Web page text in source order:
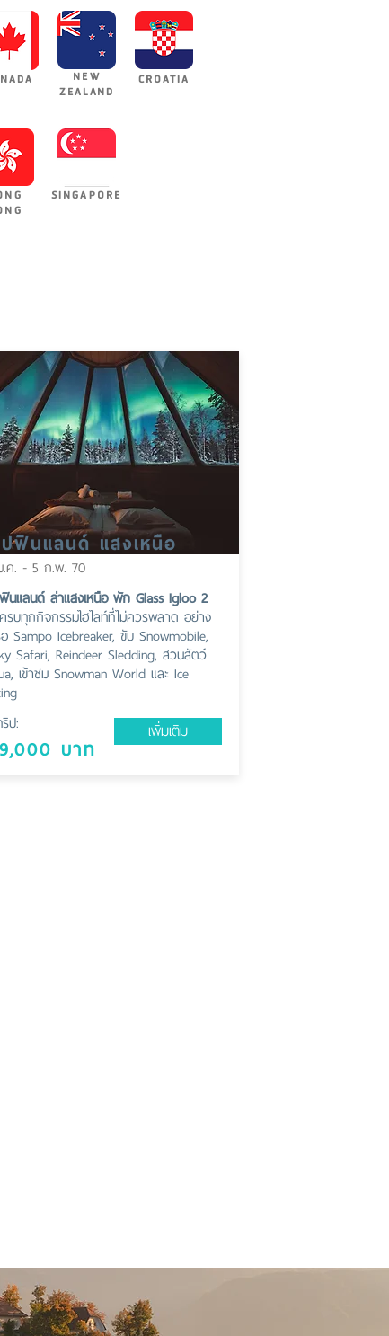
NEW
ZEALAND
CROATIA
SINGAPORE
ฟินแลนด์ แสงเหนือ
.ค. - 5 ก.พ. 70
นแลนด์ ล่าแสงเหนือ พัก Glass Igloo 2
ครบทุกกิจกรรมไฮไลท์ที่ไม่ควรพลาด อย่าง
อ Sampo Icebreaker, ขับ Snowmobile,
Safari, Reindeer Sledding, สวนสัตว์
เข้าชม Snowman World และ Ice
ป:
บาท
เพิ่มเติม